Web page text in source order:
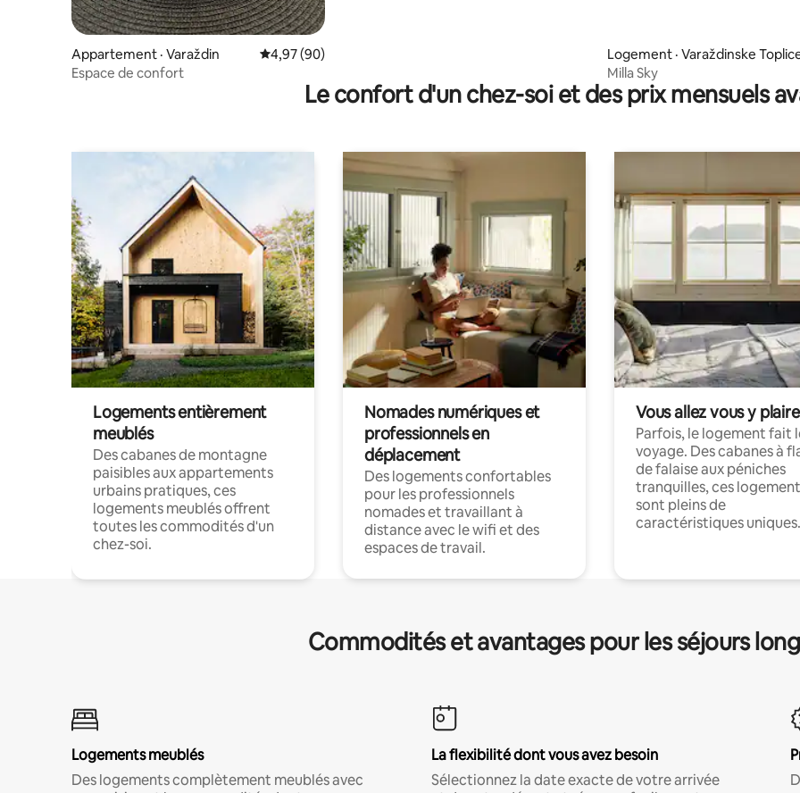
Appartement · Varaždin Note moyenne de 4,97 sur 5, 90 commentaires
4,97 (90)
Espace de confort
Logement · Varaždinske
Milla Sky
Le confort d'un chez-soi et des prix mensuels
Logements entièrement
meublés
Des cabanes de montagne
paisibles aux appartements
urbains pratiques, ces
logements meublés offrent
toutes les commodités d'un
chez-soi.
Nomades numériques et
professionnels en
déplacement
Des logements confortables
pour les professionnels
nomades et travaillant à
distance avec le wifi et des
espaces de travail.
Vous allez vous y plaire
Parfois, le logement fait
voyage. Des cabanes à
de falaise aux péniches
tranquilles, ces
sont pleins de
caractéristiques uniques.
Commodités et avantages pour les séjours
Logements meublés
Des logements complètement meublés avec
La flexibilité dont vous avez besoin
Sélectionnez la date exacte de votre arrivée